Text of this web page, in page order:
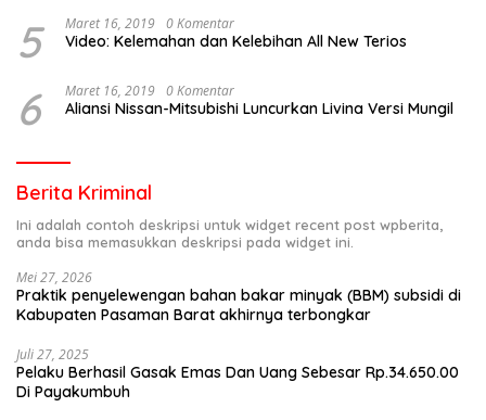
5 Maret 16, 2019 0 Komentar
Video: Kelemahan dan Kelebihan All New Terios
6 Maret 16, 2019 0 Komentar
Aliansi Nissan-Mitsubishi Luncurkan Livina Versi Mungil
Berita Kriminal
Ini adalah contoh deskripsi untuk widget recent post wpberita,
anda bisa memasukkan deskripsi pada widget ini.
Mei 27, 2026
Praktik penyelewengan bahan bakar minyak (BBM) subsidi di
Kabupaten Pasaman Barat akhirnya terbongkar
Juli 27, 2025
Pelaku Berhasil Gasak Emas Dan Uang Sebesar Rp.34.650.00
Di Payakumbuh